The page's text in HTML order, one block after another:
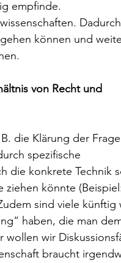
empfinde.
können und
von Recht und
die Klärung der
spezifische
die konkrete Technik
ziehen könnte
sind viele künftig
haben, die man
wollen wir
braucht